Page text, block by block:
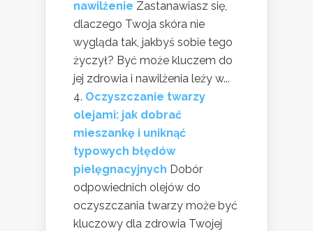
nawilżenie Zastanawiasz się,
dlaczego Twoja skóra nie
wygląda tak, jakbyś sobie tego
życzył? Być może kluczem do
jej zdrowia i nawilżenia leży w...
Oczyszczanie twarzy
olejami: jak dobrać
mieszankę i uniknąć
typowych błędów
pielęgnacyjnych Dobór
odpowiednich olejów do
oczyszczania twarzy może być
kluczowy dla zdrowia Twojej